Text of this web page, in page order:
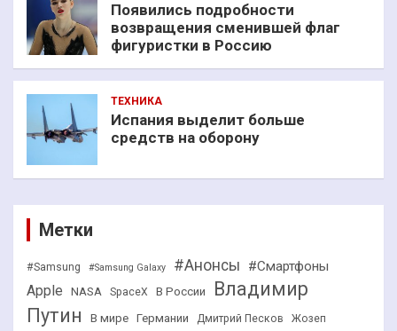
Появились подробности
возвращения сменившей флаг
фигуристки в Россию
ТЕХНИКА
Испания выделит больше
средств на оборону
Метки
#Samsung #Samsung Galaxy #Анонсы #Смартфоны
Apple NASA SpaceX В России
Владимир
Путин
В мире Германии Дмитрий Песков
Жозеп